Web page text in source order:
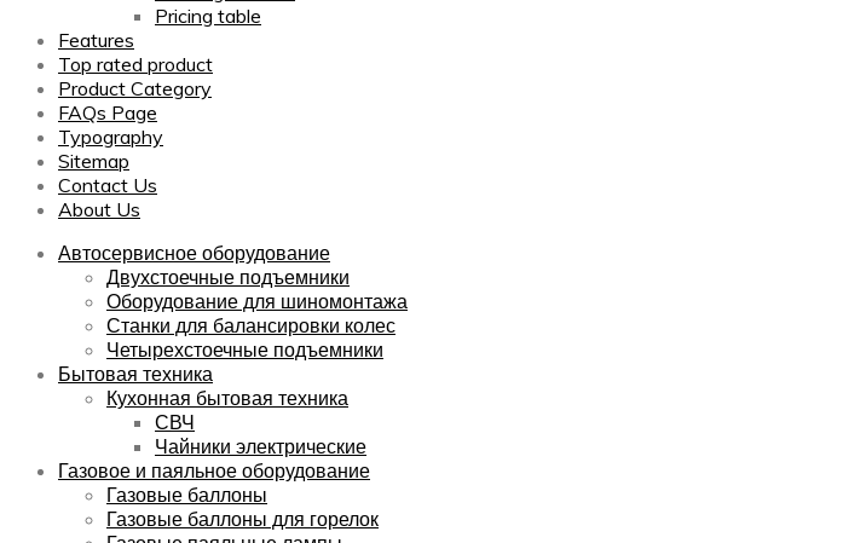
Pricing table
Features
Top rated product
Product Category
FAQs Page
Typography
Sitemap
Contact Us
About Us
Автосервисное оборудование
Двухстоечные подъемники
Оборудование для шиномонтажа
Станки для балансировки колес
Четырехстоечные подъемники
Бытовая техника
Кухонная бытовая техника
СВЧ
Чайники электрические
Газовое и паяльное оборудование
Газовые баллоны
Газовые баллоны для горелок